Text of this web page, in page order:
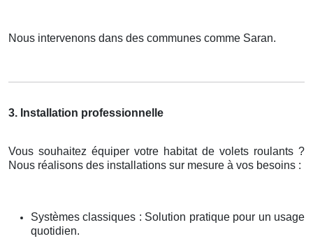
Nous intervenons dans des communes comme Saran.
3. Installation professionnelle
Vous souhaitez équiper votre habitat de volets roulants ?
Nous réalisons des installations sur mesure à vos besoins :
Systèmes classiques : Solution pratique pour un usage
quotidien.